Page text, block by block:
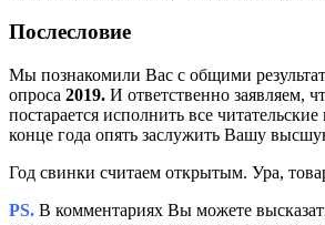
Послесловие
Мы познакомили Вас с общими
опроса 2019. И ответственно заявляем,
постарается исполнить все
конце года опять заслужить Вашу
Год свинки считаем открытым. Ура,
PS. В комментариях Вы можете